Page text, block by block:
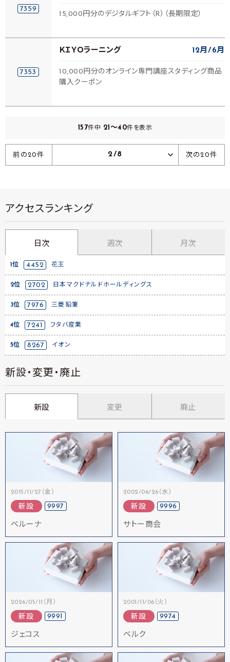
7359
15,000円分のデジタルギフト（R）（長期限定）
7353
ＫＩＹＯラーニング 12月 6月
10,000円分のオンライン専門講座スタディング商品
購入クーポン
157件中 21～40件を表示
前の20件 2/8 次の20件
アクセスランキング
日次 週次 月次
1位 4452 花王
2位 2702 日本マクドナルドホールディングス
3位 7976 三菱鉛筆
4位 7241 フタバ産業
5位 8267 イオン
新設・変更・廃止
新設 変更 廃止
2015/11/27（金）
新設 9997
ベルーナ
2002/06/26（水）
新設 9996
サトー商会
2026/05/11（月）
新設 9991
ジェコス
2001/11/06（火）
新設 9974
ベルク